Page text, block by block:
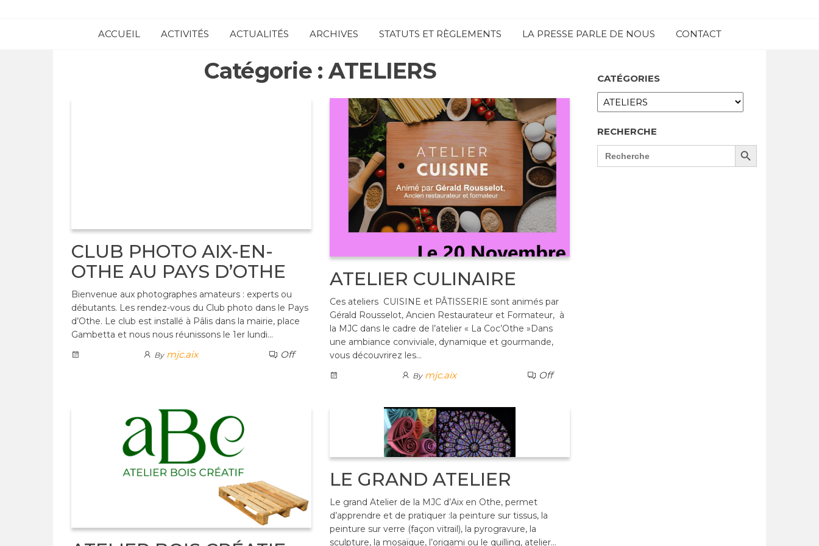
SITE
LA MJC
D'AIX-
VILLEMAUR-
PÂLIS
ACCUEIL ACTIVITÉS ACTUALITÉS ARCHIVES STATUTS ET RÈGLEMENTS LA PRESSE PARLE DE NOUS CONTACT
Catégorie : ATELIERS
CLUB PHOTO AIX-EN-
OTHE AU PAYS D’OTHE
Bienvenue aux photographes amateurs : experts ou
débutants. Les rendez-vous du Club photo dans le Pays
d’Othe. Le club est installé à Pâlis dans la mairie, place
Gambetta et nous nous réunissons le 1er lundi…
By mjc.aix Off
ATELIER CULINAIRE
Ces ateliers CUISINE et PÂTISSERIE sont animés par
Gérald Rousselot, Ancien Restaurateur et Formateur, à
la MJC dans le cadre de l’atelier « La Coc’Othe »Dans
une ambiance conviviale, dynamique et gourmande,
vous découvrirez les…
By mjc.aix Off
LE GRAND ATELIER
Le grand Atelier de la MJC d’Aix en Othe, permet
d’apprendre et de pratiquer :la peinture sur tissus, la
peinture sur verre (façon vitrail), la pyrogravure, la
sculpture, la mosaïque, l’origami ou le quilling, atelier…
CATÉGORIES
CATÉGORIES
RECHERCHE
SEARCH
FOR:
Search Button